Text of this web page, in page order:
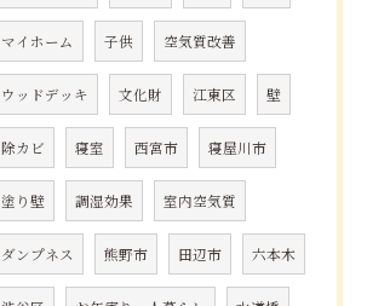
マイホーム 子供 空気質改善
ウッドデッキ 文化財 江東区 壁
除カビ 寝室 西宮市 寝屋川市
塗り壁 調湿効果 室内空気質
ダンプネス 熊野市 田辺市 六本木